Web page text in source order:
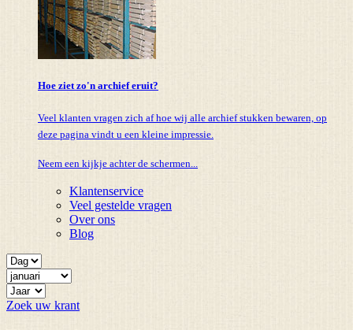
Hoe ziet zo'n archief eruit?
Veel klanten vragen zich af hoe wij alle archief stukken bewaren, op
deze pagina vindt u een kleine impressie.
Neem een kijkje achter de schermen...
Klantenservice
Veel gestelde vragen
Over ons
Blog
Zoek uw krant